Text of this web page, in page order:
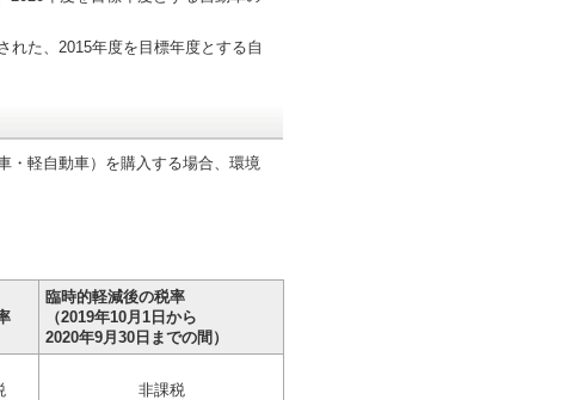
た、2015年度を目標年度とする自
・軽自動車）を購入する場合、環境
臨時的軽減後の税率
（2019年10月1日から
2020年9月30日までの間）
非課税